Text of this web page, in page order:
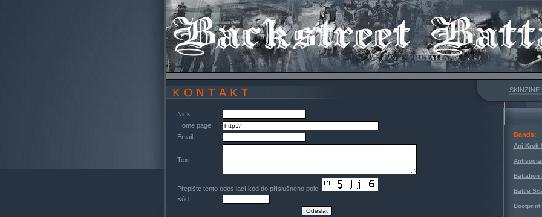
SKINZINE
Nick:
Home page:
Email:
Text:
Přepište tento odesílací kód do příslušného pole:
Kód:
Bands:
Ani Krok
Battalion
Battle
Bootprint